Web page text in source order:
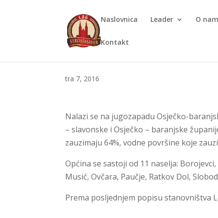
Naslovnica Leader O
Kontakt
tra 7, 2016
Nalazi se na jugozapadu Osječko-
– slavonske i Osječko – baranjske
zauzimaju 64%, vodne površine koje
Općina se sastoji od 11 naselja:
Musić, Ovčara, Paučje, Ratkov Dol,
Prema posljednjem popisu stanovništva